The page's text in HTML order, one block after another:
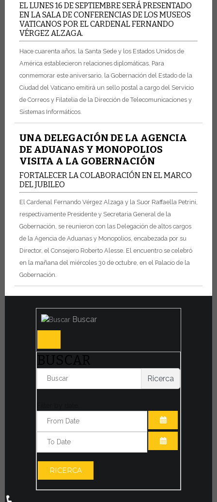
EL LUNES 16 DE SEPTIEMBRE SERÁ PRESENTADO
EN LA SALA DE CONFERENCIAS DE LOS MUSEOS
VATICANOS POR EL CARDENAL FERNANDO
VÉRGEZ ALZAGA.
Hace cuarenta años, la Santa Sede y los Estados Unidos de
América establecieron relaciones diplomáticas. Para
conmemorar este aniversario, la Gobernación del Estado de la
Ciudad del Vaticano emitirá un sello postal a cargo del Servicio
de Correos y Filatelia de la Dirección de Telecomunicaciones y
Sistemas Informáticos.
UNA DELEGACIÓN DE LA AGENCIA
DE ADUANAS Y MONOPOLIOS
VISITA A LA GOBERNACIÓN
FORTALECER LA COLABORACIÓN EN EL MARCO
DEL JUBILEO
El Cardenal Fernando Vérgez Alzaga y la Suor Raffaella Petrini,
respectivamente Presidente y Secretaria General de la
Gobernación, se reunieron con las Delegación de altos cargos
de la Agencia de Aduanas y Monopolios, encabezada por su
Director, el Consejero Roberto Alesse. El encuentro se celebró
en la mañana del miércoles 30 de octubre, en el Palacio de la
Gobernación.
Buscar
BUSCAR
Ricerca
ABRIR EL
RICERCA